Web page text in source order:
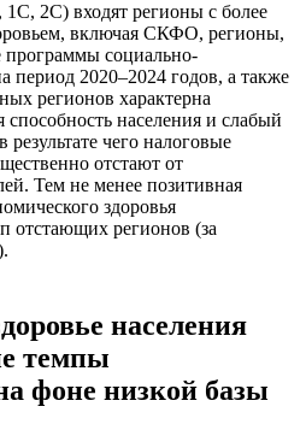
2C) входят регионы с более
включая СКФО, регионы,
социально-
период 2020–2024 годов, а также
регионов характерна
населения и слабый
результате чего налоговые
отстают от
Тем не менее позитивная
здоровья
отстающих регионов (за
населения
темпы
фоне низкой базы